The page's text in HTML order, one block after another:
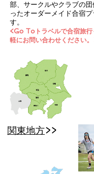
部、サークルやクラブの
ったオーダーメイド合宿
す。
<Go Toトラベルで合宿旅行
軽にお問い合わせください
関東地方>>